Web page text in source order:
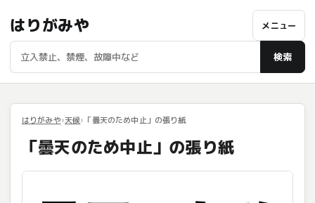
はりがみや
検索
メニュー
はりがみや 天候 「曇天のため中止」の張り紙
「曇天のため中止」の張り紙